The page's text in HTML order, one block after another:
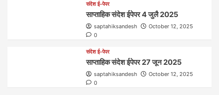
संदेश ई-पेपर
साप्ताहिक संदेश ईपेपर 4 जुलै 2025
saptahiksandesh
October 12, 2025
0
संदेश ई-पेपर
साप्ताहिक संदेश ईपेपर 27 जून 2025
saptahiksandesh
October 12, 2025
0